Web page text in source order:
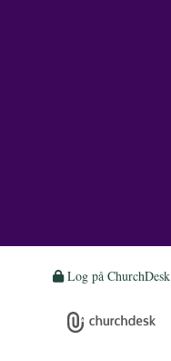
Log på ChurchDesk